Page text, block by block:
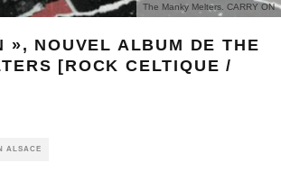
The Manky Melters. CARRY ON
», NOUVEL ALBUM DE THE
[ROCK CELTIQUE /
ALSACE